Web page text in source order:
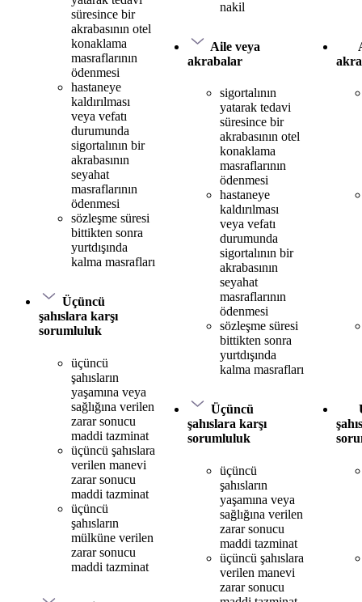
süresince bir
akrabasının otel
konaklama
masraflarının
ödenmesi
hastaneye
kaldırılması
veya vefatı
durumunda
sigortalının bir
akrabasının
seyahat
masraflarının
ödenmesi
sözleşme süresi
bittikten sonra
yurtdışında
kalma masrafları
Üçüncü
şahıslara karşı
sorumluluk
üçüncü
şahısların
yaşamına veya
sağlığına verilen
zarar sonucu
maddi tazminat
üçüncü şahıslara
verilen manevi
zarar sonucu
maddi tazminat
üçüncü
şahısların
mülküne verilen
zarar sonucu
maddi tazminat
nakil
Aile veya
akrabalar
sigortalının
yatarak tedavi
süresince bir
akrabasının otel
konaklama
masraflarının
ödenmesi
hastaneye
kaldırılması
veya vefatı
durumunda
sigortalının bir
akrabasının
seyahat
masraflarının
ödenmesi
sözleşme süresi
bittikten sonra
yurtdışında
kalma masrafları
Üçüncü
şahıslara karşı
sorumluluk
üçüncü
şahısların
yaşamına veya
sağlığına verilen
zarar sonucu
maddi tazminat
üçüncü şahıslara
verilen manevi
zarar sonucu